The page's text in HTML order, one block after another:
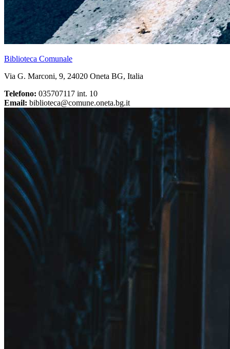
Biblioteca Comunale
Via G. Marconi, 9, 24020 Oneta BG, Italia
Telefono: 035707117 int. 10
Email: biblioteca@comune.oneta.bg.it